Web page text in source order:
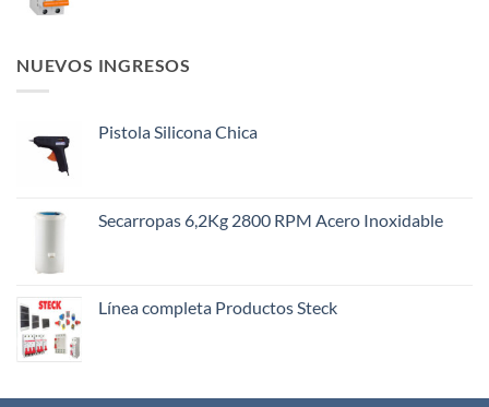
NUEVOS INGRESOS
Pistola Silicona Chica
Secarropas 6,2Kg 2800 RPM Acero Inoxidable
Línea completa Productos Steck